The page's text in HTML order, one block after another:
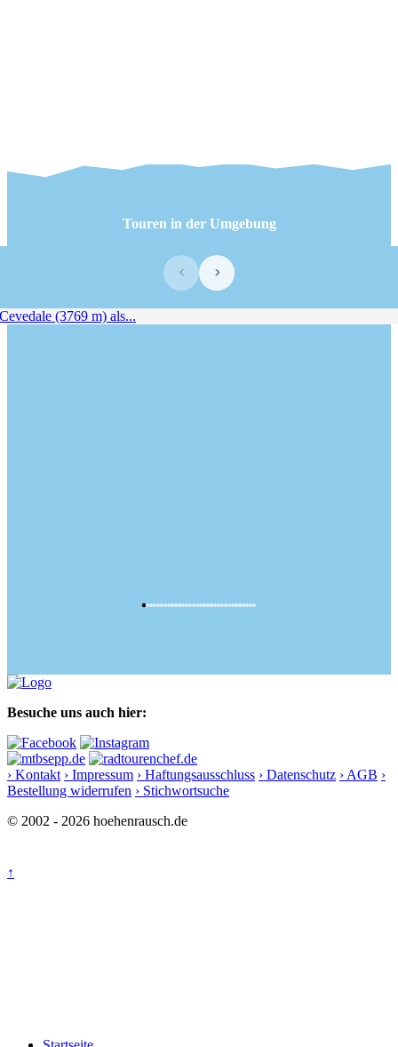
Touren in der Umgebung
‹ ›
Besuche uns auch hier:
› Kontakt › Impressum › Haftungsausschluss › Datenschutz › AGB ›
Bestellung widerrufen › Stichwortsuche
© 2002 - 2026 hoehenrausch.de
↑